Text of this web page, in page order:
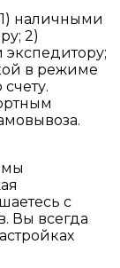
наличными
2)
экспедитору;
в режиме
мы
с
Вы всегда